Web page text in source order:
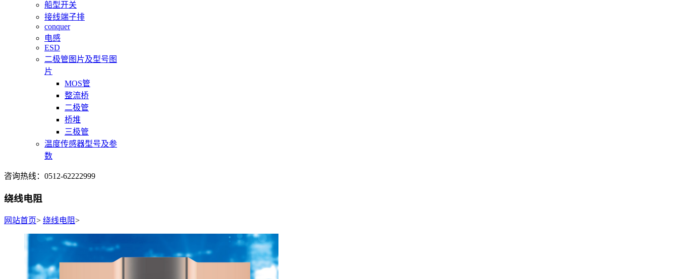
船型开关
接线端子排
conquer
电感
ESD
二极管图片及型号图
片
MOS管
整流桥
二极管
桥堆
三极管
温度传感器型号及参
数
咨询热线：0512-62222999
绕线电阻
网站首页> 绕线电阻>